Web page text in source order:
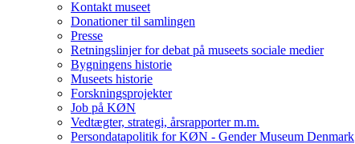
Kontakt museet
Donationer til samlingen
Presse
Retningslinjer for debat på museets sociale medier
Bygningens historie
Museets historie
Forskningsprojekter
Job på KØN
Vedtægter, strategi, årsrapporter m.m.
Persondatapolitik for KØN - Gender Museum Denmark